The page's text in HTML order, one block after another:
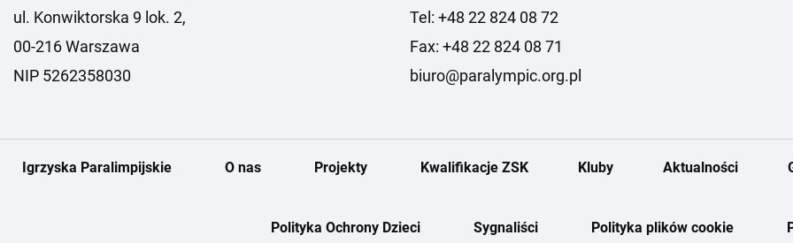
ul. Konwiktorska 9 lok. 2,
00-216 Warszawa
NIP 5262358030
Tel: +48 22 824 08 72
Fax: +48 22 824 08 71
biuro@paralympic.org.pl
Igrzyska Paralimpijskie O nas Projekty Kwalifikacje ZSK Kluby Aktualności
Polityka Ochrony Dzieci Sygnaliści Polityka plików cookie